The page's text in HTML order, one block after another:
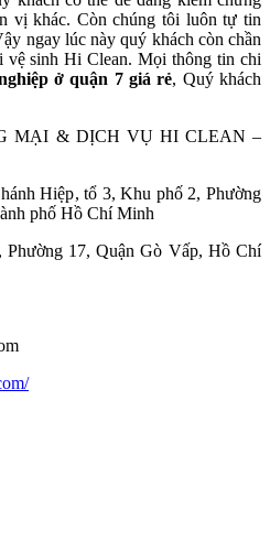
vị khác. Còn chúng tôi luôn tự tin
ngay lúc này quý khách còn chần
vệ sinh Hi Clean. Mọi thông tin chi
ở quận 7 giá rẻ, Quý khách
MẠI & DỊCH VỤ HI CLEAN –
Hiệp, tổ 3, Khu phố 2, Phường
phố Hồ Chí Minh
Phường 17, Quận Gò Vấp, Hồ Chí